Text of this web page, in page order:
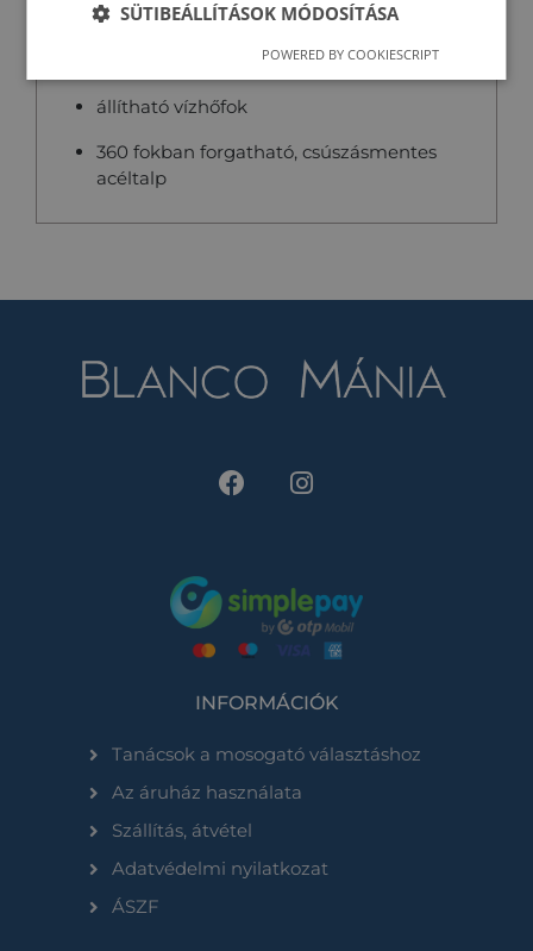
Finoman nyíló fedél
automata kikapcsolás
állítható vízhőfok
360 fokban forgatható, csúszásmentes
acéltalp
INFORMÁCIÓK
Tanácsok a mosogató választáshoz
Az áruház használata
Szállítás, átvétel
Adatvédelmi nyilatkozat
ÁSZF
SÜTIBEÁLLÍTÁSOK MÓDOSÍTÁSA
POWERED BY COOKIESCRIPT